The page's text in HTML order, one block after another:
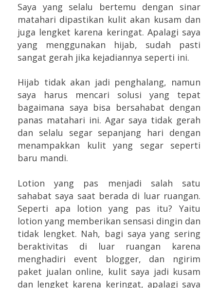
Saya yang selalu bertemu dengan sinar
matahari dipastikan kulit akan kusam dan
juga lengket karena keringat. Apalagi saya
yang menggunakan hijab, sudah pasti
sangat gerah jika kejadiannya seperti ini.
Hijab tidak akan jadi penghalang, namun
saya harus mencari solusi yang tepat
bagaimana saya bisa bersahabat dengan
panas matahari ini. Agar saya tidak gerah
dan selalu segar sepanjang hari dengan
menampakkan kulit yang segar seperti
baru mandi.
Lotion yang pas menjadi salah satu
sahabat saya saat berada di luar ruangan.
Seperti apa lotion yang pas itu? Yaitu
lotion yang memberikan sensasi dingin dan
tidak lengket. Nah, bagi saya yang sering
beraktivitas di luar ruangan karena
menghadiri event blogger, dan ngirim
paket jualan online, kulit saya jadi kusam
dan lengket karena keringat, apalagi saya